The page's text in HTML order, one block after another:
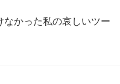
かった私の哀しいツー